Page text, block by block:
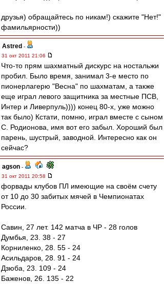
друзья) обращайтесь по никам!) скажите "Нет!"
фамильярности))
Astred -
31 окт 2011 21:06
Что-то прям шахматный дискурс на ностальжи
пробил. Было время, занимал 3-е место по
пионерлагерю "Весна" по шахматам, а также
еще играл левого защитника за местные ПСВ,
Интер и Ливерпуль)))) конец 80-х, уже можно
так было) Кстати, помню, играл вместе с сыном
С. Родионова, имя вот его забыл. Хороший был
парень, шустрый, заводной. Интересно как он
сейчас?
agson -
31 окт 2011 20:58
форвады клубов ПЛ имеющие на своём счету
от 10 до 30 забитых мячей в Чемпионатах
России.
Савин, 27 лет. 142 матча в ЧР - 28 голов
Думбья, 23. 38 - 27
Корниленко, 28. 55 - 24
Асильдаров, 28. 91 - 24
Дзюба, 23. 109 - 24
Баженов, 26. 135 - 22